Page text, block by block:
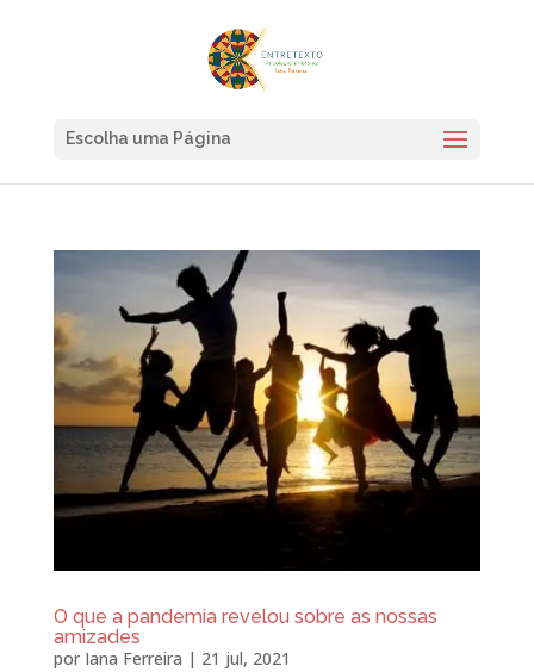
Escolha uma Página
O que a pandemia revelou sobre as nossas
amizades
por Iana Ferreira | 21 jul, 2021